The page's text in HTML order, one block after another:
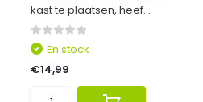
kast te plaatsen, heef...
En stock
€14,99